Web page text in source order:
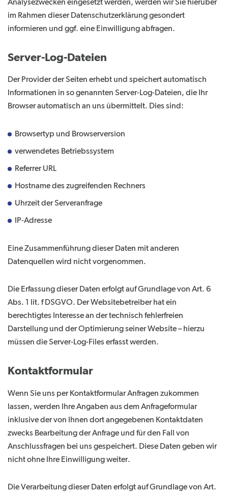
Analysezwecken eingesetzt werden, werden wir Sie hierüber
im Rahmen dieser Datenschutzerklärung gesondert
informieren und ggf. eine Einwilligung abfragen.
Server-Log-Dateien
Der Provider der Seiten erhebt und speichert automatisch
Informationen in so genannten Server-Log-Dateien, die Ihr
Browser automatisch an uns übermittelt. Dies sind:
Browsertyp und Browserversion
verwendetes Betriebssystem
Referrer URL
Hostname des zugreifenden Rechners
Uhrzeit der Serveranfrage
IP-Adresse
Eine Zusammenführung dieser Daten mit anderen
Datenquellen wird nicht vorgenommen.
Die Erfassung dieser Daten erfolgt auf Grundlage von Art. 6
Abs. 1 lit. f DSGVO. Der Websitebetreiber hat ein
berechtigtes Interesse an der technisch fehlerfreien
Darstellung und der Optimierung seiner Website – hierzu
müssen die Server-Log-Files erfasst werden.
Kontaktformular
Wenn Sie uns per Kontaktformular Anfragen zukommen
lassen, werden Ihre Angaben aus dem Anfrageformular
inklusive der von Ihnen dort angegebenen Kontaktdaten
zwecks Bearbeitung der Anfrage und für den Fall von
Anschlussfragen bei uns gespeichert. Diese Daten geben wir
nicht ohne Ihre Einwilligung weiter.
Die Verarbeitung dieser Daten erfolgt auf Grundlage von Art.